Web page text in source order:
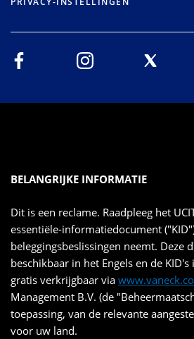
BELANGRIJKE INFORMATIE
Dit is een reclame. Raadpleeg het
essentiële-informatiedocument
beleggingsbeslissingen neemt. Deze
beschikbaar in het Engels en de
gratis verkrijgbaar via
Management B.V. (de
toepassing, van de relevante
voor uw land.